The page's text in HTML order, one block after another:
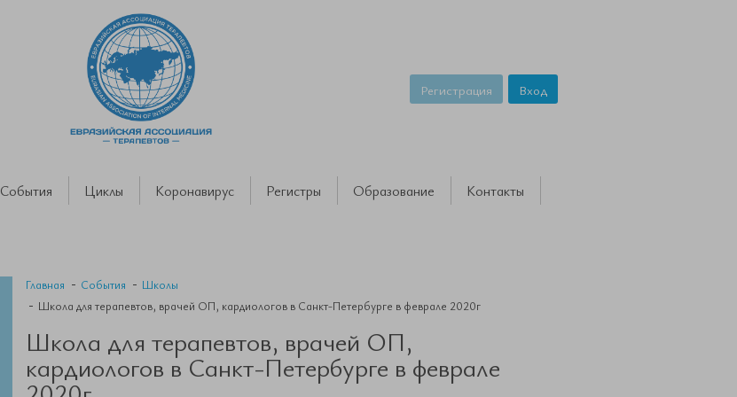
Регистрация Вход
События Циклы Коронавирус Регистры Образование Контакты
Главная События
Школы
Школа для терапевтов, врачей ОП, кардиологов в Санкт-Петербурге в феврале 2020г
Школа для терапевтов, врачей ОП,
кардиологов в Санкт-Петербурге в феврале